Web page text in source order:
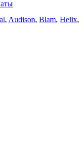
, Audison, Blam, Helix,